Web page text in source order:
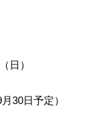
日）
日予定）